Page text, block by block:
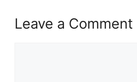
Leave a Comment